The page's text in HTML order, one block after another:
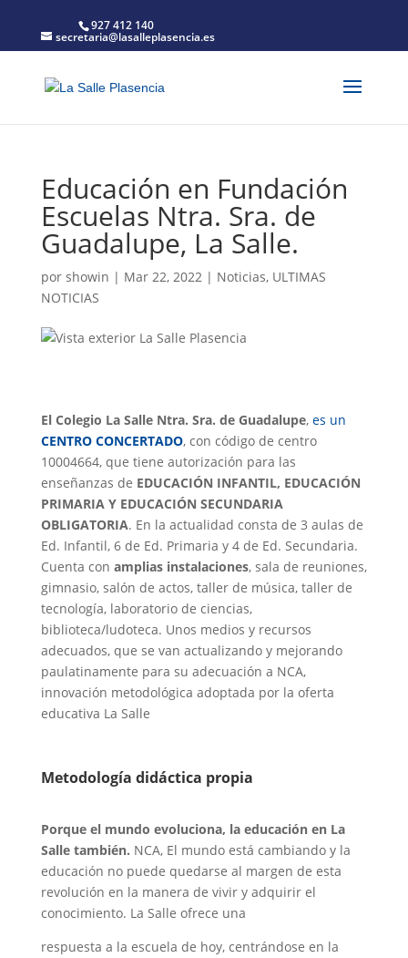
927 412 140
secretaria@lasalleplasencia.es
Educación en Fundación
Escuelas Ntra. Sra. de
Guadalupe, La Salle.
por showin | Mar 22, 2022| Noticias, ULTIMAS
NOTICIAS
El Colegio La Salle Ntra. Sra. de Guadalupe, es un
CENTRO CONCERTADO, con código de centro
10004664, que tiene autorización para las
enseñanzas de EDUCACIÓN INFANTIL, EDUCACIÓN
PRIMARIA Y EDUCACIÓN SECUNDARIA
OBLIGATORIA. En la actualidad consta de 3 aulas de
Ed. Infantil, 6 de Ed. Primaria y 4 de Ed. Secundaria.
Cuenta con amplias instalaciones, sala de reuniones,
gimnasio, salón de actos, taller de música, taller de
tecnología, laboratorio de ciencias,
biblioteca/ludoteca. Unos medios y recursos
adecuados, que se van actualizando y mejorando
paulatinamente para su adecuación a NCA,
innovación metodológica adoptada por la oferta
educativa La Salle
Metodología didáctica propia
Porque el mundo evoluciona, la educación en La
Salle también. NCA, El mundo está cambiando y la
educación no puede quedarse al margen de esta
revolución en la manera de vivir y adquirir el
conocimiento. La Salle ofrece una
respuesta a la escuela de hoy, centrándose en la